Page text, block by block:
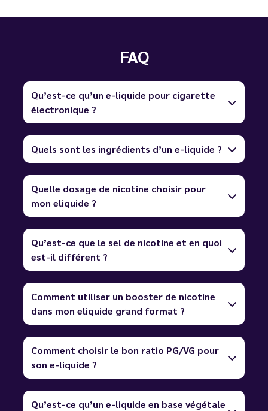
FAQ
Qu’est-ce qu’un e-liquide pour cigarette
électronique ?
Quels sont les ingrédients d’un e-liquide ?
Quelle dosage de nicotine choisir pour
mon eliquide ?
Qu’est-ce que le sel de nicotine et en quoi
est-il différent ?
Comment utiliser un booster de nicotine
dans mon eliquide grand format ?
Comment choisir le bon ratio PG/VG pour
son e-liquide ?
Qu’est-ce qu’un e-liquide en base végétale